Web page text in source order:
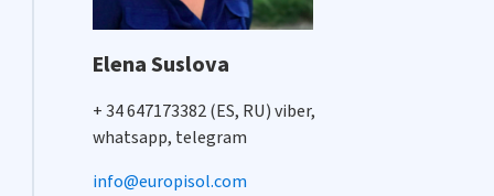
Elena Suslova
+ 34 647173382 (ES, RU) viber,
whatsapp, telegram
info@europisol.com